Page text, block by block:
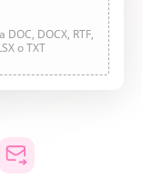
DOCX, RTF,
o TXT